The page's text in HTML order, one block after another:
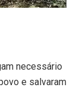
necessário
e salvaram